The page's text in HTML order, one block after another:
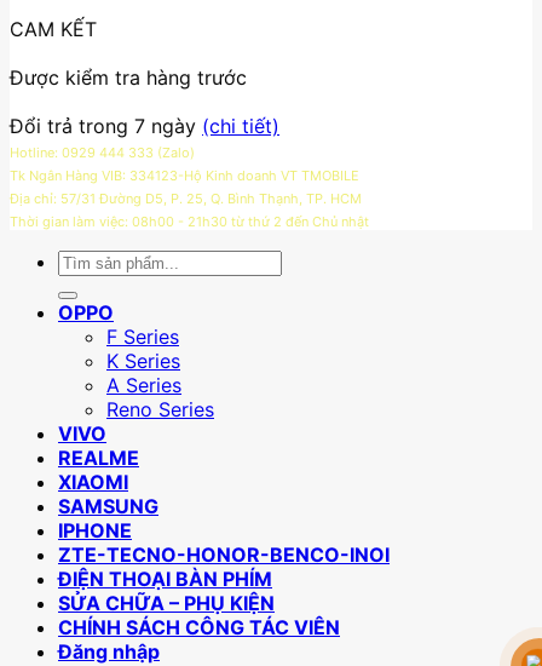
CAM KẾT
Được kiểm tra hàng trước
Đổi trả trong 7 ngày (chi tiết)
Hotline: 0929 444 333 (Zalo)
Tk Ngân Hàng VIB: 334123-Hộ Kinh doanh VT TMOBILE
Địa chỉ: 57/31 Đường D5, P. 25, Q. Bình Thạnh, TP. HCM
Thời gian làm việc: 08h00 - 21h30 từ thứ 2 đến Chủ nhật
Tìm
OPPO
F Series
K Series
A Series
Reno Series
VIVO
REALME
XIAOMI
SAMSUNG
IPHONE
ZTE-TECNO-HONOR-BENCO-INOI
ĐIỆN THOẠI BÀN PHÍM
SỬA CHỮA – PHỤ KIỆN
CHÍNH SÁCH CÔNG TÁC VIÊN
Đăng nhập